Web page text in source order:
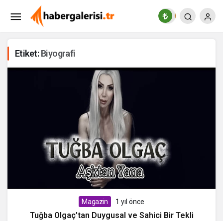
Etiket:Biyografi
Magazin 1 yıl önce
Tuğba Olgaç’tan Duygusal ve Sahici Bir Tekli